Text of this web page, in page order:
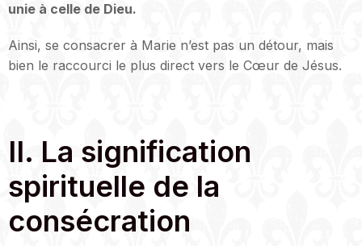
unie à celle de Dieu.
Ainsi, se consacrer à Marie n’est pas un détour, mais
bien le raccourci le plus direct vers le Cœur de Jésus.
II. La signification
spirituelle de la
consécration